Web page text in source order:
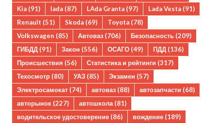
Kia (91) lada (87) LAda Granta (97) Lada Vesta (91)
Renault (51) Skoda (69) Toyota (78)
Volkswagen (85) Автоваз (706) Безопасность (209)
ГИБДД (91) Закон (556) ОСАГО (49) ПДД (136)
Происшествия (56) Статистика и рейтинги (317)
Техосмотр (80) УАЗ (85) Экзамен (57)
Электросамокат (74) автоваз (88) автозапчасти (68)
авторынок (227) автошкола(81)
водительское удостоверение (86) вождение (189)